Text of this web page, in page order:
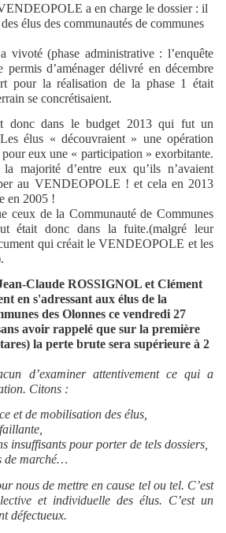
a en charge le dossier : il
élus des communautés de communes
(phase administrative : l’enquête
d’aménager délivré en décembre
pour la réalisation de la phase 1 était
se concrétisaient.
donc dans le budget 2013 qui fut un
élus « découvraient » une opération
eux une « participation » exorbitante.
majorité d’entre eux qu’ils n’avaient
au VENDEOPOLE ! et cela en 2013
en 2005 !
ceux de la Communauté de Communes
était donc dans la fuite.(malgré leur
qui créait le VENDEOPOLE et les
Claude ROSSIGNOL et Clément
en s'adressant aux élus de la
des Olonnes ce vendredi 27
avoir rappelé que sur la première
la perte brute sera supérieure à 2
d’examiner attentivement ce qui a
Citons :
et de mobilisation des élus,
insuffisants pour porter de tels dossiers,
de marché…
nous de mettre en cause tel ou tel. C’est
et individuelle des élus. C’est un
défectueux.